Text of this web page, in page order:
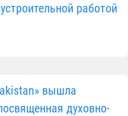
работой
вышла
духовно-